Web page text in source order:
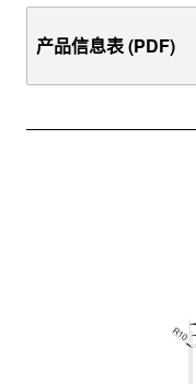
产品信息表 (PDF)